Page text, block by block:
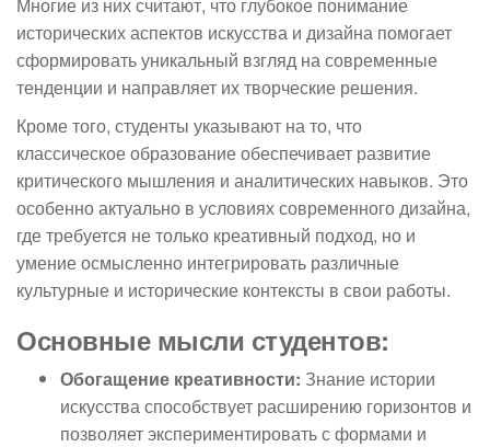
исторических аспектов искусства и дизайна помогает
сформировать уникальный взгляд на современные
тенденции и направляет их творческие решения.
Кроме того, студенты указывают на то, что
классическое образование обеспечивает развитие
критического мышления и аналитических навыков. Это
особенно актуально в условиях современного дизайна,
где требуется не только креативный подход, но и
умение осмысленно интегрировать различные
культурные и исторические контексты в свои работы.
Основные мысли студентов:
Обогащение креативности: Знание истории
искусства способствует расширению горизонтов и
позволяет экспериментировать с формами и